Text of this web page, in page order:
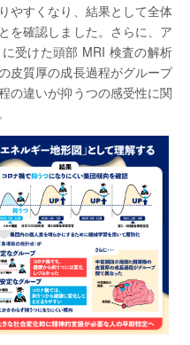
やすくなり、結果として全体
を確認しました。さらに、ア
受けた頭部 MRI 検査の解析
皮質厚の成長過程がグループ
の違いが抑うつの感受性に関